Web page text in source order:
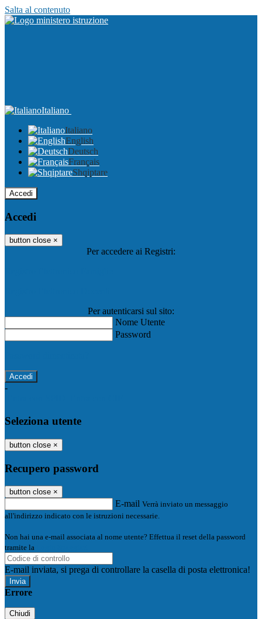
Salta al contenuto
Italiano
Italiano
English
Deutsch
Français
Shqiptare
Accedi
Accedi
button close ×
Per accedere ai Registri:
Per autenticarsi sul sito:
Nome Utente
Password
-
Seleziona utente
button close ×
Recupero password
button close ×
E-mail Verrà inviato un messaggio
all'indirizzo indicato con le istruzioni necessarie.
Non hai una e-mail associata al nome utente? Effettua il reset della password
tramite la
E-mail inviata, si prega di controllare la casella di posta elettronica!
Errore
Chiudi